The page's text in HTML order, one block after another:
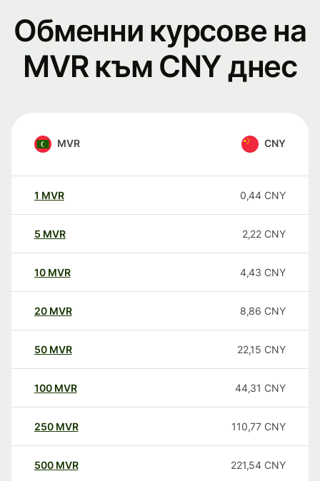
Обменни курсове на
MVR към CNY днес
MVR CNY
1 MVR 0,44 CNY
5 MVR 2,22 CNY
10 MVR 4,43 CNY
20 MVR 8,86 CNY
50 MVR 22,15 CNY
100 MVR 44,31 CNY
250 MVR 110,77 CNY
500 MVR 221,54 CNY